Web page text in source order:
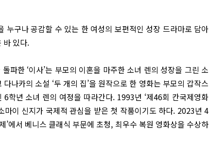
누구나 공감할 수 있는 한 여성의 보편적인 성장 드라마로 담아
바 있다.
파한 ‘이사’는 부모의 이혼을 마주한 소녀 렌의 성장을 그린 소
나카의 소설 ‘두 개의 집’을 원작으로 한 영화는 부모의 갑작스
학년 소녀 렌의 여정을 따라간다. 1993년 ‘제46회 칸국제영화
마이 신지가 국제적 관심을 받은 첫 작품이기도 하다. 2023년 4
’에서 베니스 클래식 부문에 초청, 최우수 복원 영화상을 수상하